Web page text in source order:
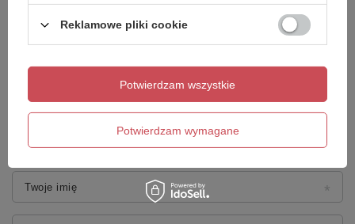
Treść twojej opinii
Dodaj własne zdjęcie produktu:
Twoje imię
Reklamowe pliki cookie
Potwierdzam wymagane
Potwierdzam wszystkie